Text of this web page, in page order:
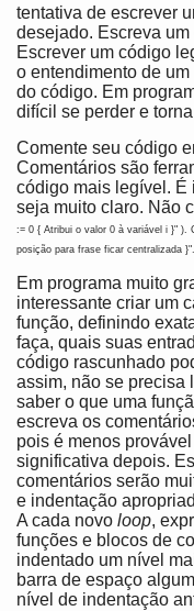
tentativa de escrever
desejado. Escreva um
Escrever um código
o entendimento de
do código. Em
difícil se perder e
Comente seu código
Comentários são
código mais legível. É
seja muito claro. Não
:= 0 { Atribui o valor 0 à variável i }" ).
posição para frase ficar centralizada }".
Em programa muito
interessante criar um
função, definindo
faça, quais suas
código rascunhado
assim, não se precisa
saber o que uma
escreva os
pois é menos
significativa depois.
comentários serão
e indentação
A cada novo loop,
funções e blocos de
indentado um nível
barra de espaço
nível de indentação